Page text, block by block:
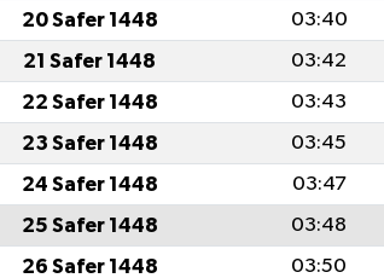
20 Safer 1448 03:40
21 Safer 1448 03:42
22 Safer 1448 03:43
23 Safer 1448 03:45
24 Safer 1448 03:47
25 Safer 1448 03:48
26 Safer 1448 03:50